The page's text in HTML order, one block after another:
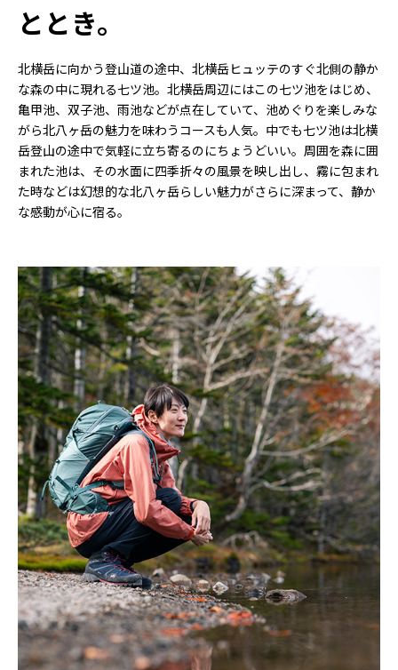
ととき。
北横岳に向かう登山道の途中、北横岳ヒュッテのすぐ北側の静か
な森の中に現れる七ツ池。北横岳周辺にはこの七ツ池をはじめ、
亀甲池、双子池、雨池などが点在していて、池めぐりを楽しみな
がら北八ヶ岳の魅力を味わうコースも人気。中でも七ツ池は北横
岳登山の途中で気軽に立ち寄るのにちょうどいい。周囲を森に囲
まれた池は、その水面に四季折々の風景を映し出し、霧に包まれ
た時などは幻想的な北八ヶ岳らしい魅力がさらに深まって、静か
な感動が心に宿る。